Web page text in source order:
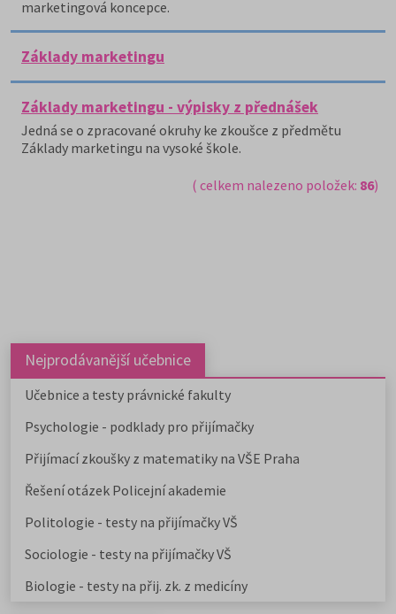
marketingová koncepce.
Základy marketingu
Základy marketingu - výpisky z přednášek
Jedná se o zpracované okruhy ke zkoušce z předmětu
Základy marketingu na vysoké škole.
( celkem nalezeno položek: 86)
Nejprodávanější učebnice
Učebnice a testy právnické fakulty
Psychologie - podklady pro přijímačky
Přijímací zkoušky z matematiky na VŠE Praha
Řešení otázek Policejní akademie
Politologie - testy na přijímačky VŠ
Sociologie - testy na přijímačky VŠ
Biologie - testy na přij. zk. z medicíny